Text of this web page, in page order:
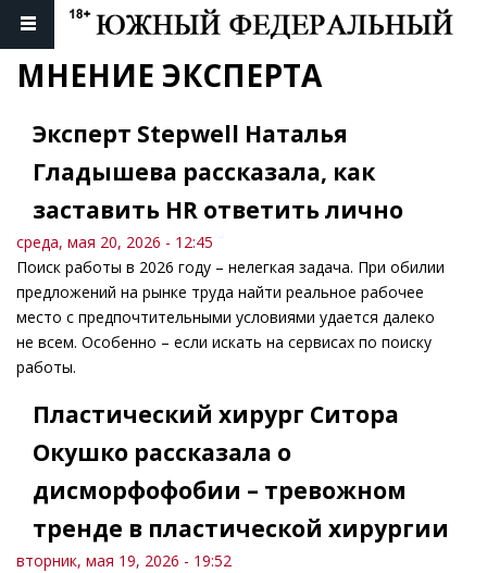
МНЕНИЕ ЭКСПЕРТА
Эксперт Stepwell Наталья
Гладышева рассказала, как
заставить HR ответить лично
среда, мая 20, 2026 - 12:45
Поиск работы в 2026 году – нелегкая задача. При обилии
предложений на рынке труда найти реальное рабочее
место с предпочтительными условиями удается далеко
не всем. Особенно – если искать на сервисах по поиску
работы.
Пластический хирург Ситора
Окушко рассказала о
дисморфофобии – тревожном
тренде в пластической хирургии
вторник, мая 19, 2026 - 19:52